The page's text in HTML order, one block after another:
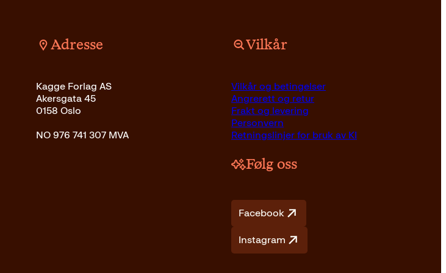
Adresse
Kagge Forlag AS
Akersgata 45
0158 Oslo
NO 976 741 307 MVA
Vilkår
Vilkår og betingelser
Angrerett og retur
Frakt og levering
Personvern
Retningslinjer for bruk av KI
Følg oss
Facebook
Instagram